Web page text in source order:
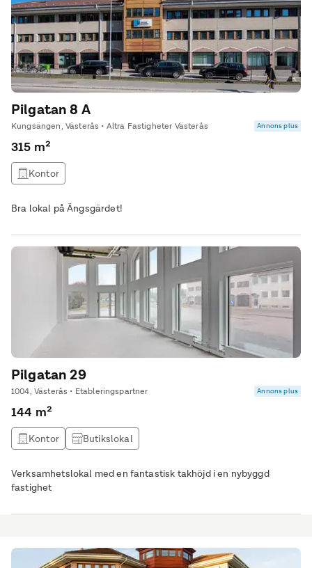
Pilgatan 8 A
Kungsängen, Västerås • Altra Fastigheter Västerås Annons plus
315 m²
Kontor
Bra lokal på Ängsgärdet!
Pilgatan 29
1004, Västerås • Etableringspartner Annons plus
144 m²
Kontor Butikslokal
Verksamhetslokal med en fantastisk takhöjd i en nybyggd
fastighet